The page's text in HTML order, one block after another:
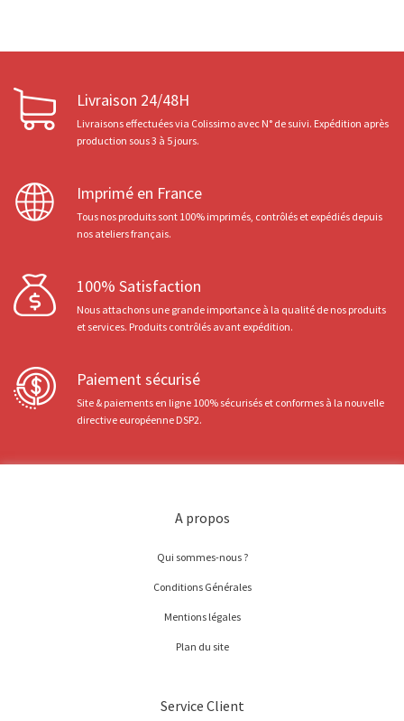
Livraison 24/48H
Livraisons effectuées via Colissimo avec N° de suivi. Expédition après
production sous 3 à 5 jours.
Imprimé en France
Tous nos produits sont 100% imprimés, contrôlés et expédiés depuis
nos ateliers français.
100% Satisfaction
Nous attachons une grande importance à la qualité de nos produits
et services. Produits contrôlés avant expédition.
Paiement sécurisé
Site & paiements en ligne 100% sécurisés et conformes à la nouvelle
directive européenne DSP2.
A propos
Qui sommes-nous ?
Conditions Générales
Mentions légales
Plan du site
Service Client